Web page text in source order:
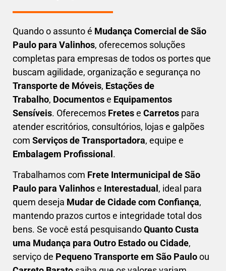
Quando o assunto é Mudança Comercial de São
Paulo para Valinhos, oferecemos soluções
completas para empresas de todos os portes que
buscam agilidade, organização e segurança no
Transporte de Móveis, Estações de
Trabalho, Documentose Equipamentos
Sensíveis. Oferecemos Fretese Carretos para
atender escritórios, consultórios, lojas e galpões
com Serviços de Transportadora, equipe e
Embalagem Profissional.
Trabalhamos com Frete Intermunicipal de São
Paulo para Valinhose Interestadual , ideal para
quem deseja Mudar de Cidade com Confiança,
mantendo prazos curtos e integridade total dos
bens. Se você está pesquisandoQuanto Custa
uma Mudança para Outro Estado ou Cidade,
serviço de Pequeno Transporte em São Pauloou